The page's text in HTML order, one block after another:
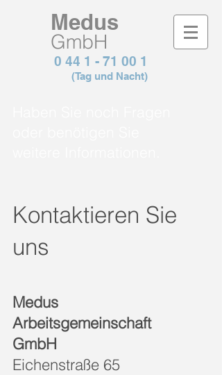
Medus
GmbH
0 44 1 - 71 00 1
(Tag und Nacht)
Kontaktieren Sie
uns
Medus
Arbeitsgemeinschaft
GmbH
Eichenstraße 65